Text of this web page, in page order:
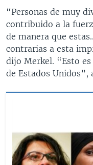
“Personas de muy
contribuido a la
de manera que
contrarias a esta
dijo Merkel. “Esto
de Estados Unidos”,